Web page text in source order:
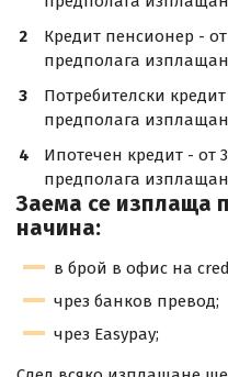
Кредит пенсионер - от
предполага
Потребителски
предполага
Ипотечен кредит - от
предполага
Заема се изплаща
начина:
в брой в офис на
чрез банков превод;
чрез Easypay;